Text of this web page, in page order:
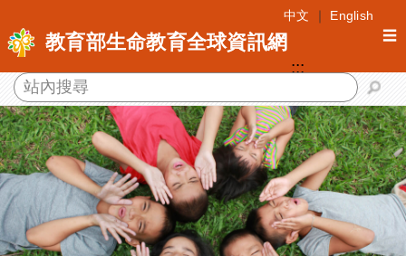
到
主
要
內
容
區
塊
☰
中文 ｜ English
教育部生命教育全球資訊網
:::